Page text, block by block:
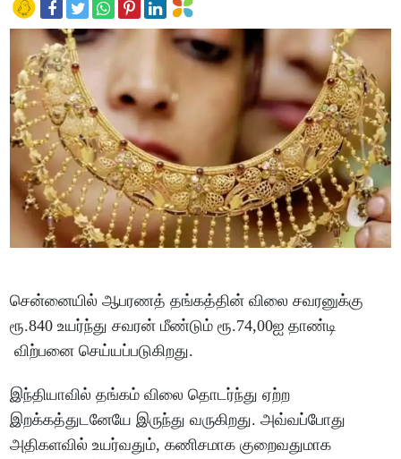
சென்னையில் ஆபரணத் தங்கத்தின் விலை சவரனுக்கு
ரூ.840 உயர்ந்து சவரன் மீண்டும் ரூ.74,00ஐ தாண்டி
விற்பனை செய்யப்படுகிறது.
இந்தியாவில் தங்கம் விலை தொடர்ந்து ஏற்ற
இறக்கத்துடனேயே இருந்து வருகிறது. அவ்வப்போது
அதிகளவில் உயர்வதும், கணிசமாக குறைவதுமாக